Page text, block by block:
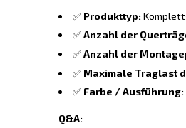
✅ Produkttyp:
✅Anzahl der
✅Anzahl der
✅ Maximale Traglast
✅ Farbe / Ausführung:
Q&A: